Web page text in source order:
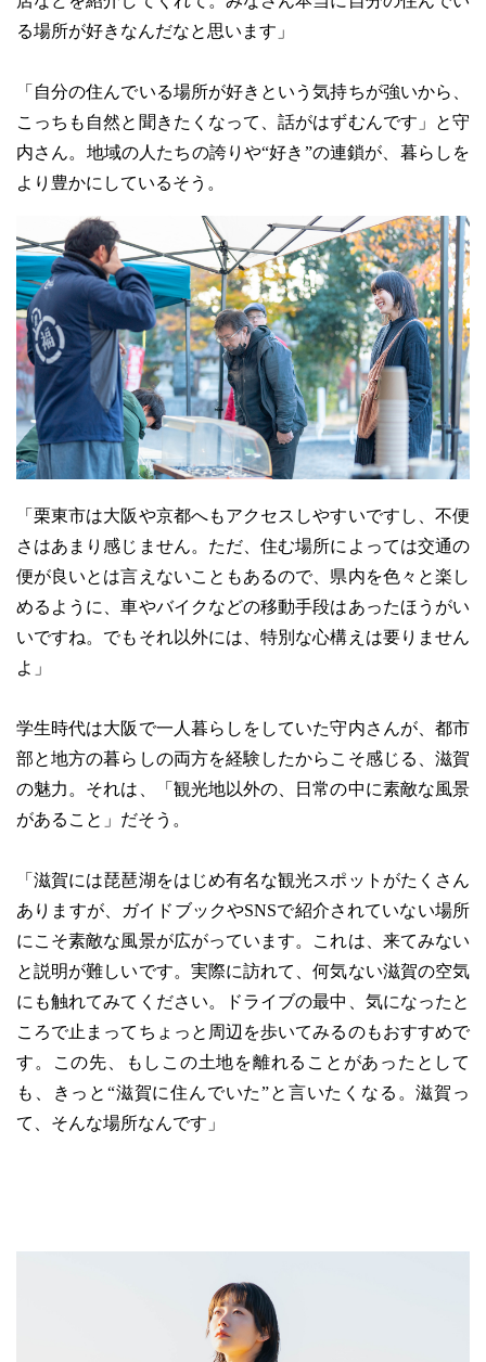
る場所が好きなんだなと思います」
「自分の住んでいる場所が好きという気持ちが強いから、
こっちも自然と聞きたくなって、話がはずむんです」と守
内さん。地域の人たちの誇りや“好き”の連鎖が、暮らしを
より豊かにしているそう。
「栗東市は大阪や京都へもアクセスしやすいですし、不便
さはあまり感じません。ただ、住む場所によっては交通の
便が良いとは言えないこともあるので、県内を色々と楽し
めるように、車やバイクなどの移動手段はあったほうがい
いですね。でもそれ以外には、特別な心構えは要りません
よ」
学生時代は大阪で一人暮らしをしていた守内さんが、都市
部と地方の暮らしの両方を経験したからこそ感じる、滋賀
の魅力。それは、「観光地以外の、日常の中に素敵な風景
があること」だそう。
「滋賀には琵琶湖をはじめ有名な観光スポットがたくさん
ありますが、ガイドブックやSNSで紹介されていない場所
にこそ素敵な風景が広がっています。これは、来てみない
と説明が難しいです。実際に訪れて、何気ない滋賀の空気
にも触れてみてください。ドライブの最中、気になったと
ころで止まってちょっと周辺を歩いてみるのもおすすめで
す。この先、もしこの土地を離れることがあったとして
も、きっと“滋賀に住んでいた”と言いたくなる。滋賀っ
て、そんな場所なんです」